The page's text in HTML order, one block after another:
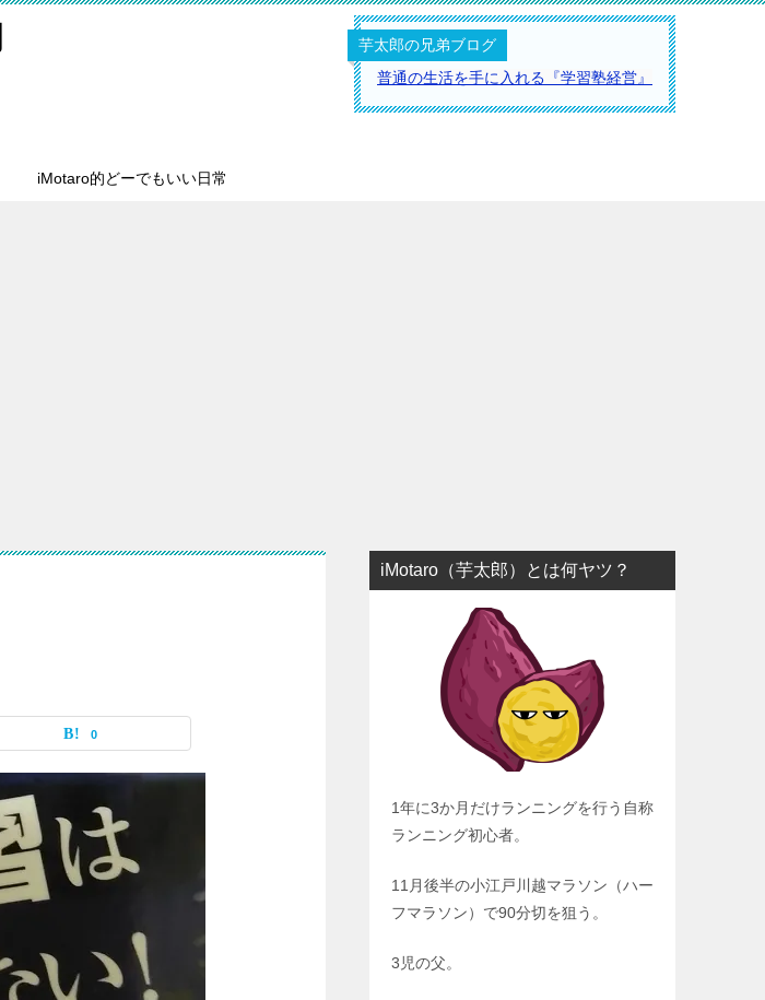
芋太郎の兄弟ブログ
普通の生活を手に入れる『学習塾経営』
iMotaro的どーでもいい日常
0
iMotaro（芋太郎）とは何ヤツ？
1年に3か月だけランニングを行う自称
ランニング初心者。
11月後半の小江戸川越マラソン（ハー
フマラソン）で90分切を狙う。
3児の父。